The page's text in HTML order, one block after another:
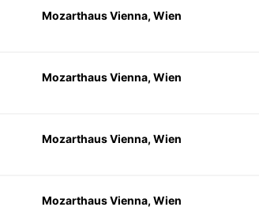
Mozarthaus Vienna, Wien
Mozarthaus Vienna, Wien
Mozarthaus Vienna, Wien
Mozarthaus Vienna, Wien